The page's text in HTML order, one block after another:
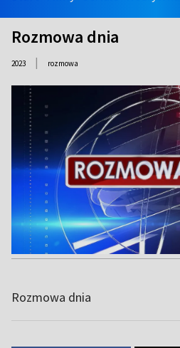
Rozmowa dnia
2023 | rozmowa
Rozmowa dnia